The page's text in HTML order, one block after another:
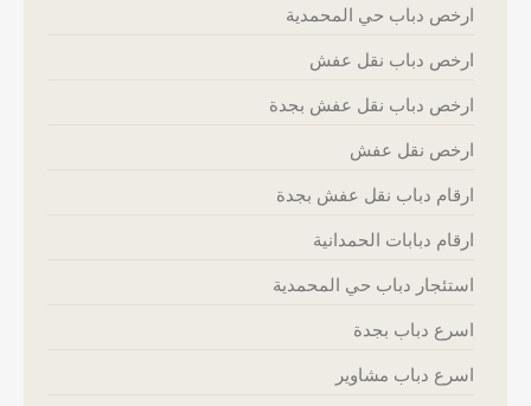
ارخص دباب حي المحمدية
ارخص دباب نقل عفش
ارخص دباب نقل عفش بجدة
ارخص نقل عفش
ارقام دباب نقل عفش بجدة
ارقام دبابات الحمدانية
استئجار دباب حي المحمدية
اسرع دباب بجدة
اسرع دباب مشاوير